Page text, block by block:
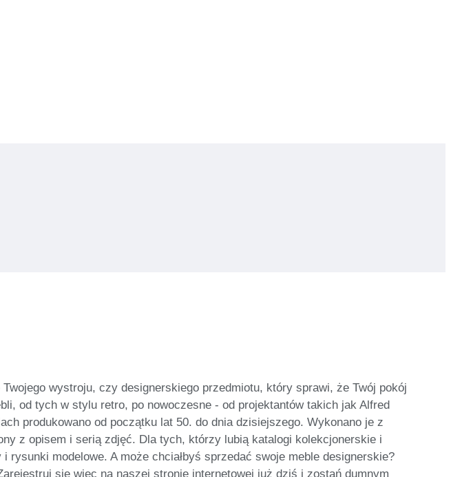
wystroju, czy designerskiego przedmiotu, który sprawi, że Twój pokój
od tych w stylu retro, po nowoczesne - od projektantów takich jak Alfred
produkowano od początku lat 50. do dnia dzisiejszego. Wykonano je z
z opisem i serią zdjęć. Dla tych, którzy lubią katalogi kolekcjonerskie i
modelowe. A może chciałbyś sprzedać swoje meble designerskie?
się więc na naszej stronie internetowej już dziś i zostań dumnym